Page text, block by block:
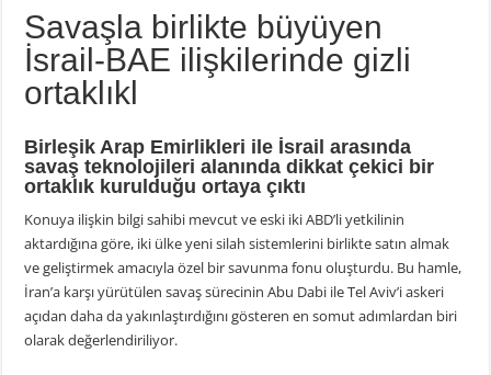
Savaşla birlikte büyüyen
İsrail-BAE ilişkilerinde gizli
ortaklıkl
Birleşik Arap Emirlikleri ile İsrail arasında
savaş teknolojileri alanında dikkat çekici bir
ortaklık kurulduğu ortaya çıktı
Konuya ilişkin bilgi sahibi mevcut ve eski iki ABD’li yetkilinin
aktardığına göre, iki ülke yeni silah sistemlerini birlikte satın almak
ve geliştirmek amacıyla özel bir savunma fonu oluşturdu. Bu hamle,
İran’a karşı yürütülen savaş sürecinin Abu Dabi ile Tel Aviv’i askeri
açıdan daha da yakınlaştırdığını gösteren en somut adımlardan biri
olarak değerlendiriliyor.